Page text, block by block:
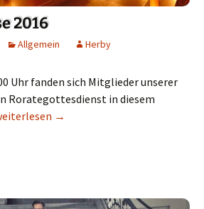
2016
Allgemein Herby
Uhr fanden sich Mitglieder unserer
Rorategottesdienst in diesem
Roratemesse 2016
→